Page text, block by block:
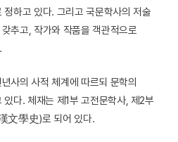
하고 있다. 그리고 국문학사의 저술
추고, 작가와 작품을 객관적으로
사의 사적 체계에 따르되 문학의
다. 체재는 제1부 고전문학사, 제2부
文學史)로 되어 있다.